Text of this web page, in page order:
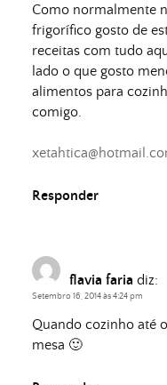
Como normalmente
frigorífico gosto de
receitas com tudo
lado o que gosto
alimentos para
comigo.
Responder
flavia faria diz:
Setembro 16, 2014 às 4:24 pm
Quando cozinho até
mesa 🙂